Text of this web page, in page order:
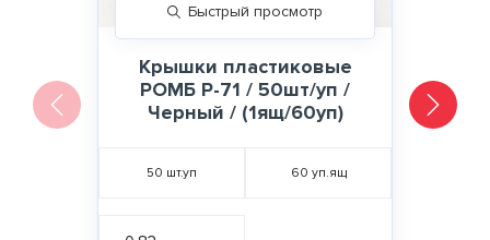
Быстрый просмотр
Крышки пластиковые
РОМБ Р-71 / 50шт/уп /
Черный / (1ящ/60уп)
50 шт.уп 60 уп.ящ